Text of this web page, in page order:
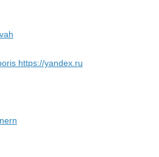
https://yandex.ru